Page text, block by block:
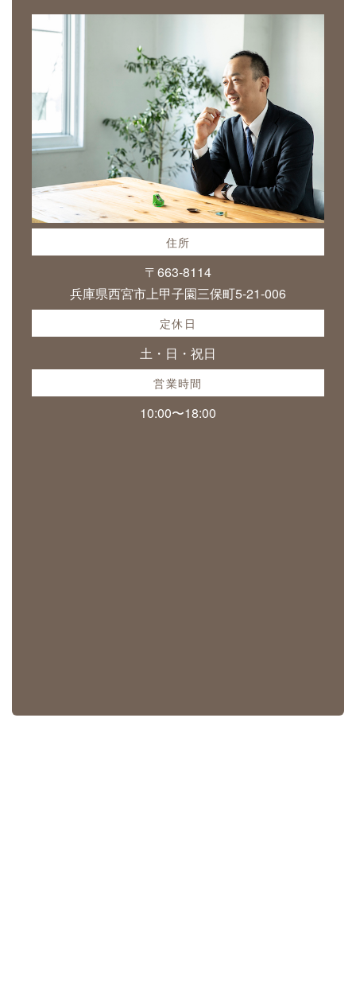
住所
〒663-8114
兵庫県西宮市上甲子園三保町5-21-006
定休日
土・日・祝日
営業時間
10:00〜18:00